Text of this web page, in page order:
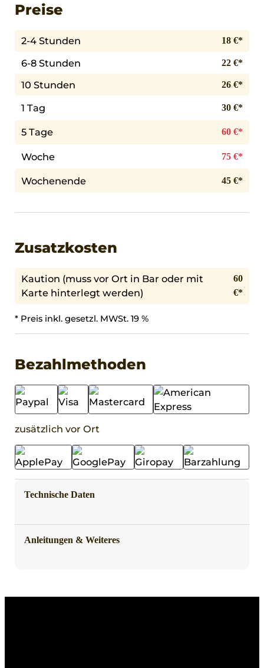
Preise
2-4 Stunden 18 €*
6-8 Stunden 22 €*
10 Stunden 26 €*
1 Tag 30 €*
5 Tage 60 €*
Woche 75 €*
Wochenende 45 €*
Zusatzkosten
Kaution (muss vor Ort in Bar oder mit
Karte hinterlegt werden)
60
€*
* Preis inkl. gesetzl. MWSt. 19 %
Bezahlmethoden
zusätzlich vor Ort
Technische Daten
Anleitungen & Weiteres